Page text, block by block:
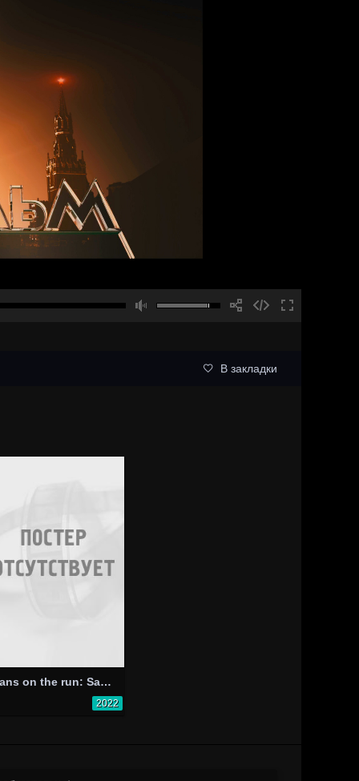
В закладки
Fans on the run: Santiago de Chile
2022